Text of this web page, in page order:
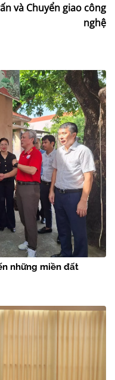
và Chuyển giao công
nghệ
những miền đất